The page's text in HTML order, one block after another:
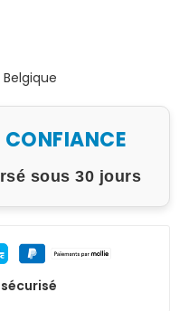
CONFIANCE
sous 30 jours